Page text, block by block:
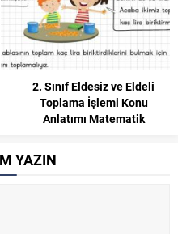
2. Sınıf Eldesiz ve Eldeli
Toplama İşlemi Konu
Anlatımı Matematik
YAZIN